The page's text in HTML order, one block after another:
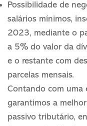
Possibilidade de
salários mínimos,
2023, mediante o
a 5% do valor da
e o restante com
parcelas mensais.
Contando com uma
garantimos a
passivo tributário,